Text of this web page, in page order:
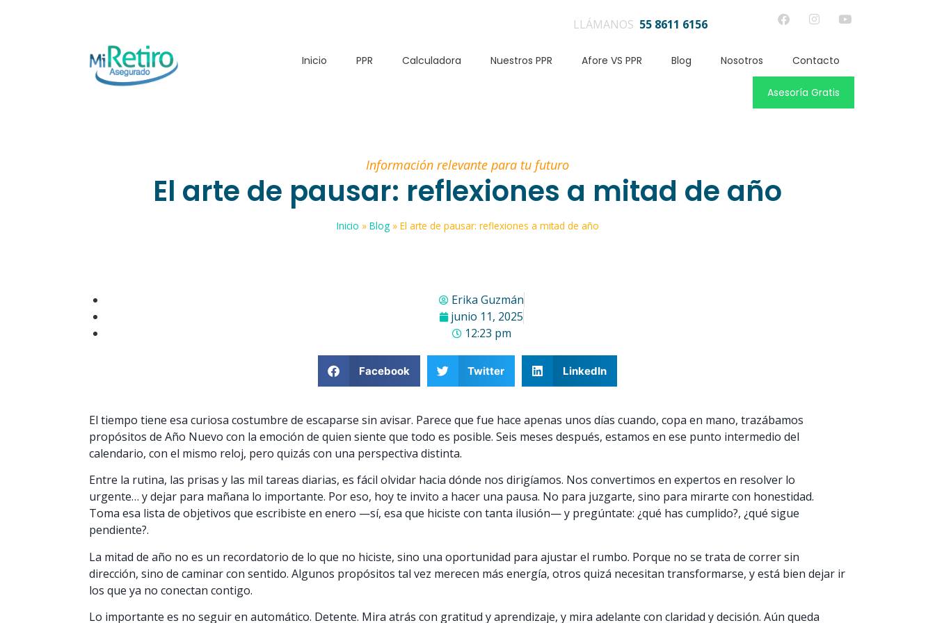
LLÁMANOS 55 8611 6156
Inicio PPR Calculadora Nuestros PPR Afore VS PPR Blog Nosotros Contacto
Asesoría Gratis
Información relevante para tu futuro
El arte de pausar: reflexiones a mitad de año
Inicio » Blog» El arte de pausar: reflexiones a mitad de año
Erika Guzmán
junio 11, 2025
12:23 pm
Facebook Twitter LinkedIn
El tiempo tiene esa curiosa costumbre de escaparse sin avisar. Parece que fue hace apenas unos días cuando, copa en mano, trazábamos
propósitos de Año Nuevo con la emoción de quien siente que todo es posible. Seis meses después, estamos en ese punto intermedio del
calendario, con el mismo reloj, pero quizás con una perspectiva distinta.
Entre la rutina, las prisas y las mil tareas diarias, es fácil olvidar hacia dónde nos dirigíamos. Nos convertimos en expertos en resolver lo
urgente… y dejar para mañana lo importante. Por eso, hoy te invito a hacer una pausa. No para juzgarte, sino para mirarte con honestidad.
Toma esa lista de objetivos que escribiste en enero —sí, esa que hiciste con tanta ilusión— y pregúntate: ¿qué has cumplido?, ¿qué sigue
pendiente?.
La mitad de año no es un recordatorio de lo que no hiciste, sino una oportunidad para ajustar el rumbo. Porque no se trata de correr sin
dirección, sino de caminar con sentido. Algunos propósitos tal vez merecen más energía, otros quizá necesitan transformarse, y está bien dejar ir
los que ya no conectan contigo.
Lo importante es no seguir en automático. Detente. Mira atrás con gratitud y aprendizaje, y mira adelante con claridad y decisión. Aún queda